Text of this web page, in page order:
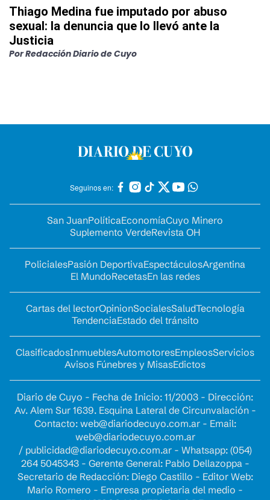
Thiago Medina fue imputado por abuso
sexual: la denuncia que lo llevó ante la
Justicia
PorRedacción Diario de Cuyo
Seguinos en:
San JuanPolíticaEconomíaCuyo Minero
Suplemento VerdeRevista OH
PolicialesPasión DeportivaEspectáculosArgentina
El MundoRecetasEn las redes
Cartas del lectorOpinionSocialesSaludTecnología
TendenciaEstado del tránsito
ClasificadosInmueblesAutomotoresEmpleosServicios
Avisos Fúnebres y MisasEdictos
Diario de Cuyo - Fecha de Inicio: 11/2003 - Dirección:
Av. Alem Sur 1639. Esquina Lateral de Circunvalación -
Contacto: web@diariodecuyo.com.ar- Email:
web@diariodecuyo.com.ar
/ publicidad@diariodecuyo.com.ar- Whatsapp: (054)
264 5045343 - Gerente General: Pablo Dellazoppa -
Secretario de Redacción: Diego Castillo - Editor Web:
Mario Romero - Empresa propietaria del medio -